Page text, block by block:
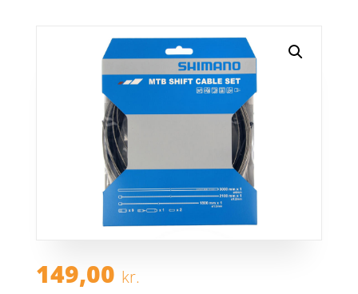
149,00 kr.